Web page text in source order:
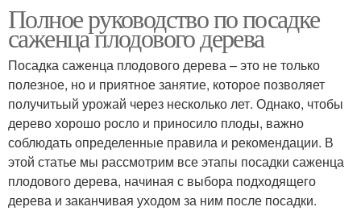
Оптимальная глубина Хорошие времена
Оптимальная схема
Время для
герметизации
Полное руководство по посадке
саженца плодового дерева
Посадка саженца плодового дерева – это не только
полезное, но и приятное занятие, которое позволяет
получитьый урожай через несколько лет. Однако, чтобы
дерево хорошо росло и приносило плоды, важно
соблюдать определенные правила и рекомендации. В
этой статье мы рассмотрим все этапы посадки саженца
плодового дерева, начиная с выбора подходящего
дерева и заканчивая уходом за ним после посадки.